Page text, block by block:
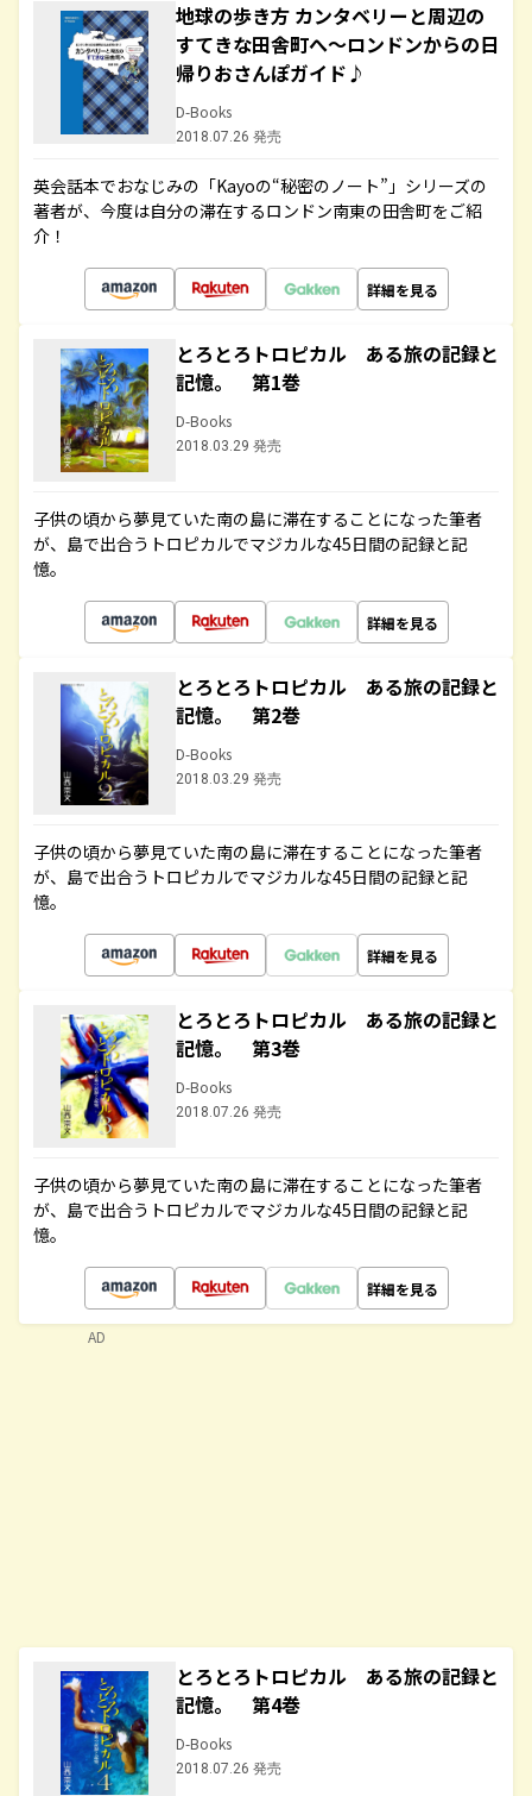
地球の歩き方 カンタベリーと周辺の
すてきな田舎町へ～ロンドンからの日
帰りおさんぽガイド♪
D-Books
2018.07.26 発売
英会話本でおなじみの「Kayoの“秘密のノート”」シリーズの
著者が、今度は自分の滞在するロンドン南東の田舎町をご紹
介！
詳細を見る
とろとろトロピカル ある旅の記録と
記憶。 第1巻
D-Books
2018.03.29 発売
子供の頃から夢見ていた南の島に滞在することになった筆者
が、島で出合うトロピカルでマジカルな45日間の記録と記
憶。
詳細を見る
とろとろトロピカル ある旅の記録と
記憶。 第2巻
D-Books
2018.03.29 発売
子供の頃から夢見ていた南の島に滞在することになった筆者
が、島で出合うトロピカルでマジカルな45日間の記録と記
憶。
詳細を見る
とろとろトロピカル ある旅の記録と
記憶。 第3巻
D-Books
2018.07.26 発売
子供の頃から夢見ていた南の島に滞在することになった筆者
が、島で出合うトロピカルでマジカルな45日間の記録と記
憶。
詳細を見る
とろとろトロピカル ある旅の記録と
記憶。 第4巻
D-Books
2018.07.26 発売
AD